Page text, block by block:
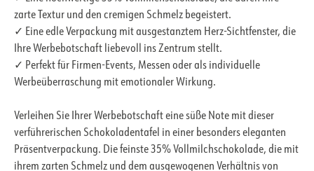
zarte Textur und den cremigen Schmelz begeistert.
✓ Eine edle Verpackung mit ausgestanztem Herz-Sichtfenster, die
Ihre Werbebotschaft liebevoll ins Zentrum stellt.
✓ Perfekt für Firmen-Events, Messen oder als individuelle
Werbeüberraschung mit emotionaler Wirkung.
Verleihen Sie Ihrer Werbebotschaft eine süße Note mit dieser
verführerischen Schokoladentafel in einer besonders eleganten
Präsentverpackung. Die feinste 35% Vollmilchschokolade, die mit
ihrem zarten Schmelz und dem ausgewogenen Verhältnis von